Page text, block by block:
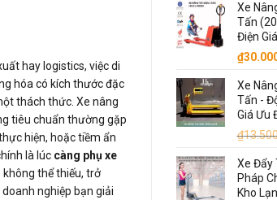
hiệnhay logistics, việc di
hóa có kích thước đặc
thách thức. Xe nâng
tiêu chuẩn thường gặp
hiện, hoặc tiềm ẩn
là lúc càng phụ xe
thể thiếu, trở
nghiệp bạn giải
Xe
Tấn
Điện
₫
Xe
Tấn -
Giá Ưu
₫
Xe Đẩy
Pháp
Kho